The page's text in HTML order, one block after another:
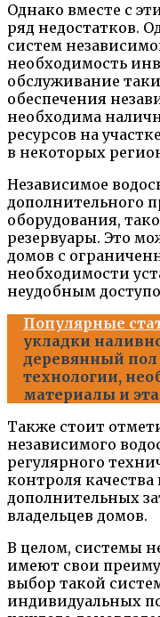
Однако вместе с
ряд недостатков.
систем
необходимость
обслуживание
обеспечения
необходима
ресурсов на
в некоторых
Независимое
дополнительного
оборудования,
резервуары. Это
домов с
необходимости
неудобным
Популярные
укладки
деревянный пол
технологии,
материалы и
Также стоит
независимого
регулярного
контроля
дополнительных
владельцев домов.
В целом, системы
имеют свои
выбор такой
индивидуальных